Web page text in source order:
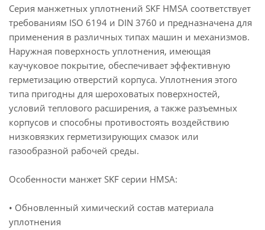
Серия манжетных уплотнений SKF HMSA соответствует
требованиям ISO 6194 и DIN 3760 и предназначена для
применения в различных типах машин и механизмов.
Наружная поверхность уплотнения, имеющая
каучуковое покрытие, обеспечивает эффективную
герметизацию отверстий корпуса. Уплотнения этого
типа пригодны для шероховатых поверхностей,
условий теплового расширения, а также разъемных
корпусов и способны противостоять воздействию
низковязких герметизирующих смазок или
газообразной рабочей среды.
Особенности манжет SKF серии HMSA:
• Обновленный химический состав материала
уплотнения